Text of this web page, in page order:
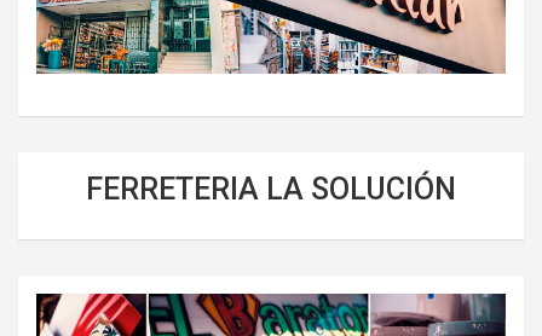
FERRETERIA LA SOLUCIÓN